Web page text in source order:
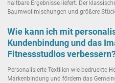
haltbare Ergebnisse liefert. Der
Baumwollmischungen und größere
Wie kann ich mit
Kundenbindung und das
Fitnessstudios
Personalisierte Textilien wie bedruckte
Markenbindung und fördern das